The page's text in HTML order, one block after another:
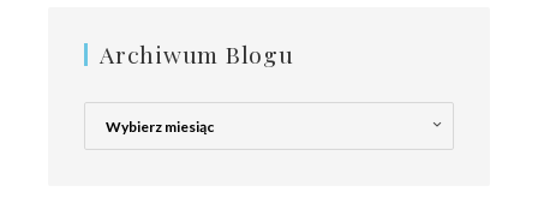
Archiwum Blogu
Archiwum
Blogu